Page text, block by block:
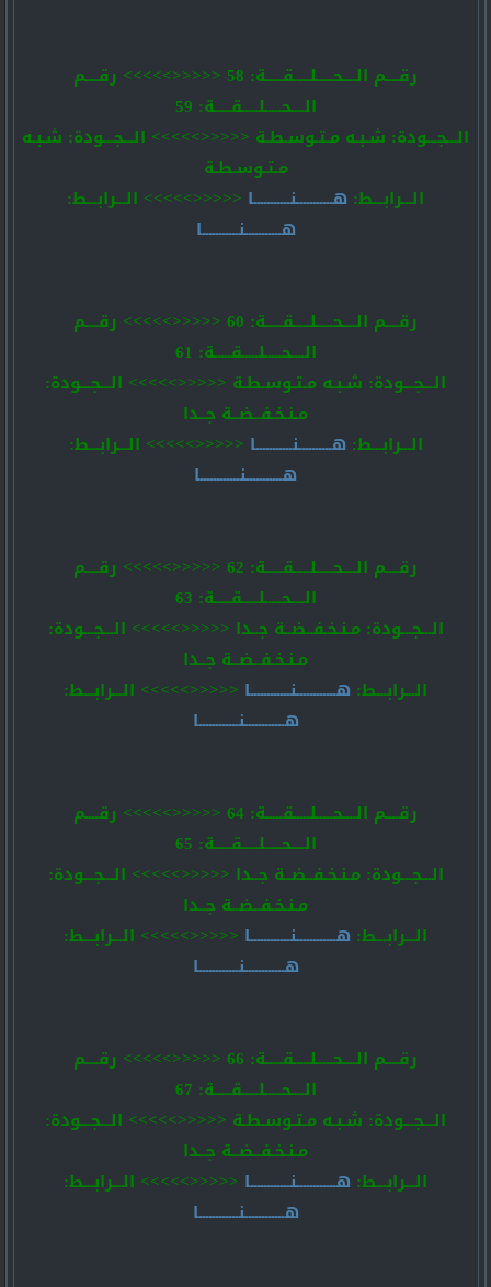
رقــــم الــــحـــــلـــــقـــــة: 58 <<<<<>>>>> رقــــم
الــــحـــــلـــــقـــــة: 59
الـــجـــودة: شـبـه مـتـوسـطـة <<<<<>>>>> الـــجـــودة: شـبـه
مـتـوسـطـة
الـــرابـــط: هـــــــــــنـــــــــــا <<<<<>>>>> الـــرابـــط:
هـــــــــــنـــــــــــا
رقــــم الــــحـــــلـــــقـــــة: 60 <<<<<>>>>> رقــــم
الــــحـــــلـــــقـــــة: 61
الـــجـــودة: شـبـه مـتـوسـطـة <<<<<>>>>> الـــجـــودة:
مـنـخـفــضــة جــدا
الـــرابـــط: هــــــــــنـــــــــــا <<<<<>>>>> الـــرابـــط:
هـــــــــــنــــــــــــا
رقــــم الــــحـــــلـــــقـــــة: 62 <<<<<>>>>> رقــــم
الــــحـــــلـــــقـــــة: 63
الـــجـــودة: مـنـخـفــضــة جــدا <<<<<>>>>> الـــجـــودة:
مـنـخـفــضــة جــدا
الـــرابـــط: هــــــــــــنــــــــــــا <<<<<>>>>> الـــرابـــط:
هــــــــــــنــــــــــــا
رقــــم الــــحـــــلـــــقـــــة: 64 <<<<<>>>>> رقــــم
الــــحـــــلـــــقـــــة: 65
الـــجـــودة: مـنـخـفــضــة جــدا <<<<<>>>>> الـــجـــودة:
مـنـخـفــضــة جــدا
الـــرابـــط: هــــــــــــنــــــــــــا <<<<<>>>>> الـــرابـــط:
هــــــــــــنــــــــــــا
رقــــم الــــحـــــلـــــقـــــة: 66 <<<<<>>>>> رقــــم
الــــحـــــلـــــقـــــة: 67
الـــجـــودة: شـبـه مـتـوسـطـة <<<<<>>>>> الـــجـــودة:
مـنـخـفــضــة جــدا
الـــرابـــط: هــــــــــــنــــــــــــا <<<<<>>>>> الـــرابـــط:
هــــــــــــنــــــــــــا